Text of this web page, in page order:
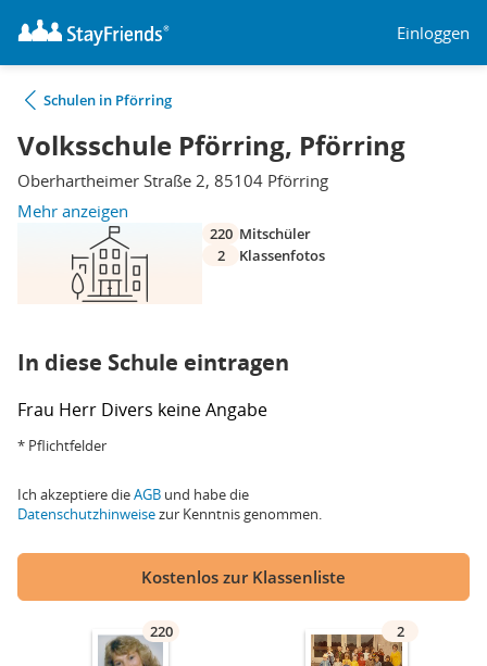
Einloggen
Schulen in Pförring
Volksschule Pförring, Pförring
Oberhartheimer Straße 2, 85104 Pförring
Mehr anzeigen
220 Mitschüler
2
Klassenfotos
In diese Schule eintragen
Frau Herr Divers keine Angabe
* Pflichtfelder
Ich akzeptiere dieAGB und habe die
Datenschutzhinweisezur Kenntnis genommen.
Kostenlos zur Klassenliste
220 2